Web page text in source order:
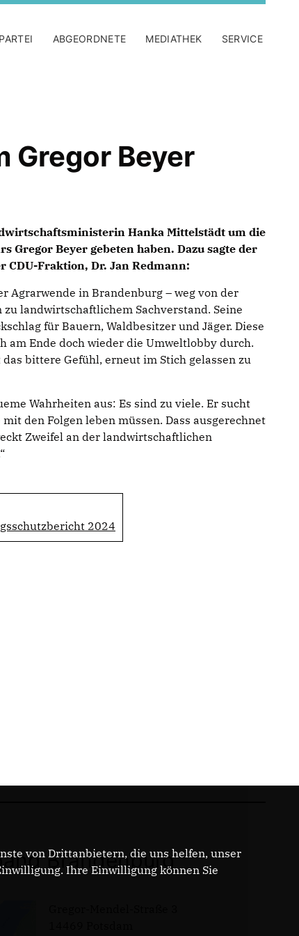
PARTEI ABGEORDNETE MEDIATHEK SERVICE
Gregor Beyer
Hanka Mittelstädt um die
Gregor Beyer gebeten haben. Dazu sagte der
CDU-Fraktion, Dr. Jan Redmann:
Agrarwende in Brandenburg – weg von der
landwirtschaftlichem Sachverstand. Seine
für Bauern, Waldbesitzer und Jäger. Diese
am Ende doch wieder die Umweltlobby durch.
bittere Gefühl, erneut im Stich gelassen zu
Wahrheiten aus: Es sind zu viele. Er sucht
den Folgen leben müssen. Dass ausgerechnet
Zweifel an der landwirtschaftlichen
2024
Brandenburg
von Drittanbietern, die uns helfen, unser
Ihre Einwilligung können Sie